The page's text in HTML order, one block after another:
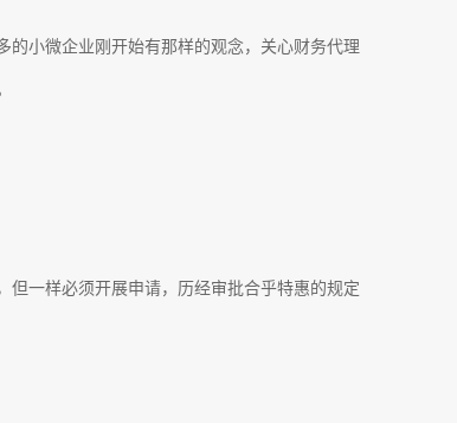
小微企业刚开始有那样的观念，关心财务代理
一样必须开展申请，历经审批合乎特惠的规定